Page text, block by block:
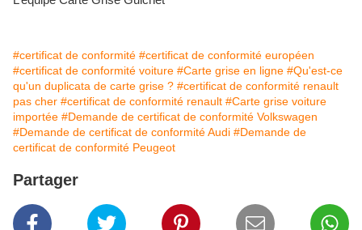
#certificat de conformité #certificat de conformité européen
#certificat de conformité voiture #Carte grise en ligne #Qu'est-ce
qu'un duplicata de carte grise ? #certificat de conformité renault
pas cher #certificat de conformité renault #Carte grise voiture
importée #Demande de certificat de conformité Volkswagen
#Demande de certificat de conformité Audi #Demande de
certificat de conformité Peugeot
Partager